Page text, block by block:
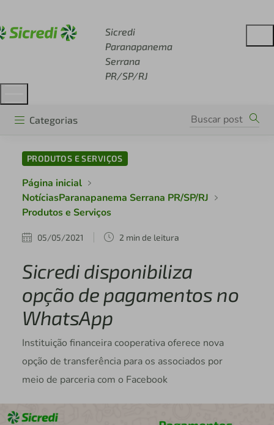
Sicredi
Paranapanema
Serrana
PR/SP/RJ
Categorias
PRODUTOS E SERVIÇOS
Página inicial
NotíciasParanapanema Serrana PR/SP/RJ
Produtos e Serviços
05/05/2021 2 min de leitura
Sicredi disponibiliza
opção de pagamentos no
WhatsApp
Instituição financeira cooperativa oferece nova
opção de transferência para os associados por
meio de parceria com o Facebook